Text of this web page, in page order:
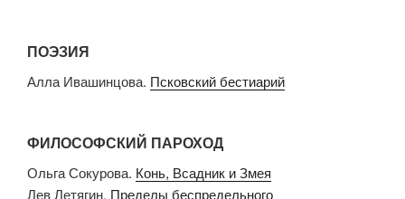
ПОЭЗИЯ
Алла Ивашинцова. Псковский бестиарий
ФИЛОСОФСКИЙ ПАРОХОД
Ольга Сокурова. Конь, Всадник и Змея
Лев Летягин. Пределы беспредельного